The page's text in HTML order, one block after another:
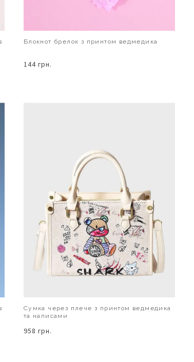
Блокнот брелок з принтом ведмедика
144 грн.
Сумка через плече з принтом ведмедика
та написами
958 грн.